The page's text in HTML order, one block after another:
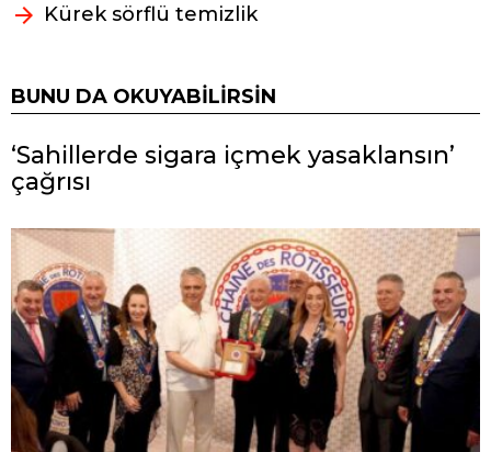
Kürek sörflü temizlik
BUNU DA OKUYABILIRSIN
‘Sahillerde sigara içmek yasaklansın’
çağrısı